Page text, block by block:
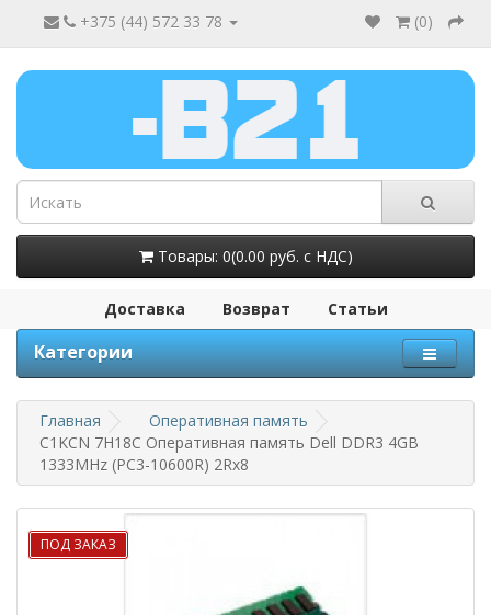
+375 (44) 572 33 78 (0)
Товары: 0(0.00 руб. с НДС)
Доставка Возврат Статьи
Категории
Главная
Оперативная память
C1KCN 7H18C Оперативная память Dell DDR3 4GB
1333MHz (PC3-10600R) 2Rx8
ПОД ЗАКАЗ